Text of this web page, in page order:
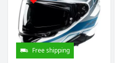
Free shipping